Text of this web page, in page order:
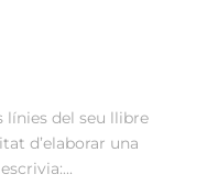
línies del seu llibre
d’elaborar una